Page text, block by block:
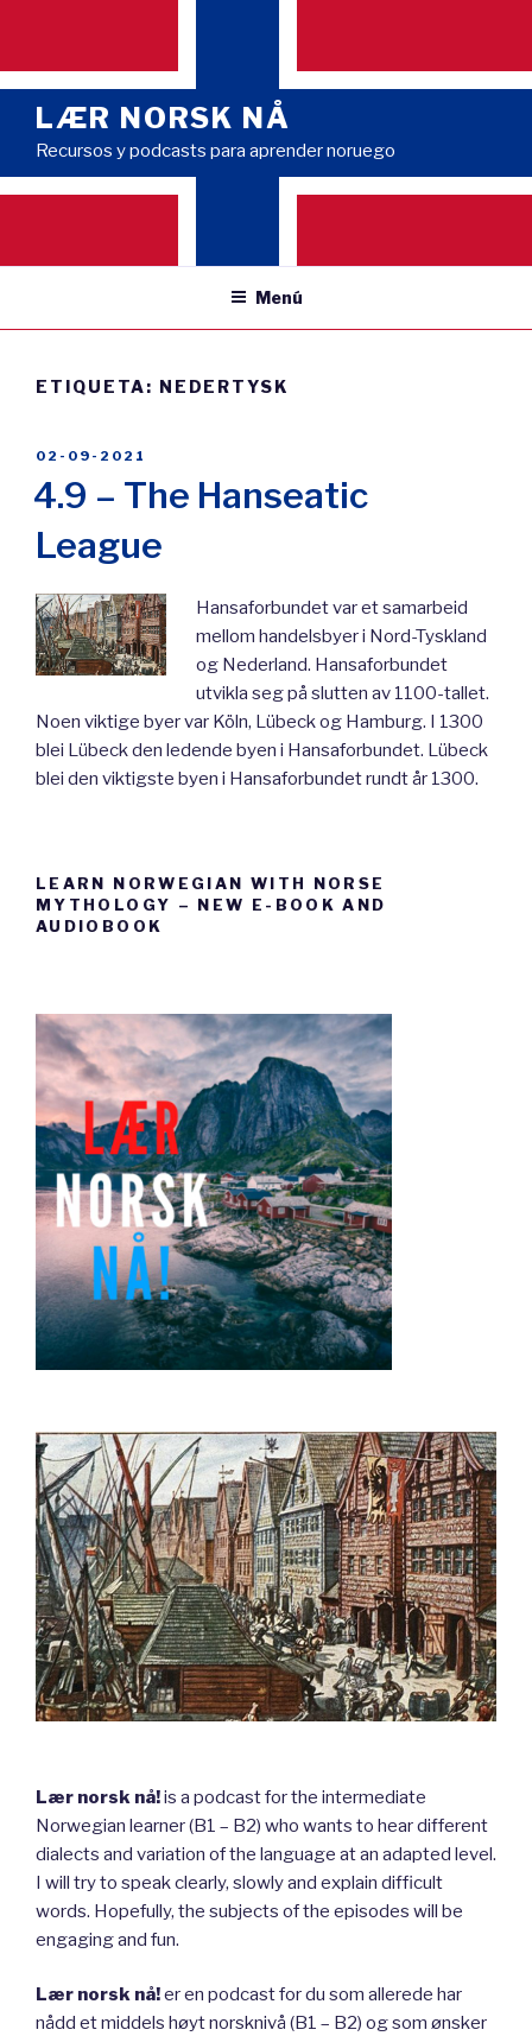
contenido
LÆR NORSK NÅ
Recursos y podcasts para aprender noruego
Menú
ETIQUETA: NEDERTYSK
PUBLICADO
02-09-2021
4.9 – The Hanseatic
League
Hansaforbundet var et samarbeid
mellom handelsbyer i Nord-Tyskland
og Nederland. Hansaforbundet
utvikla seg på slutten av 1100-tallet.
Noen viktige byer var Köln, Lübeck og Hamburg. I 1300
blei Lübeck den ledende byen i Hansaforbundet. Lübeck
blei den viktigste byen i Hansaforbundet rundt år 1300.
LEARN NORWEGIAN WITH NORSE
MYTHOLOGY – NEW E-BOOK AND
AUDIOBOOK
Lær norsk nå!is a podcast for the intermediate
Norwegian learner (B1 – B2) who wants to hear different
dialects and variation of the language at an adapted level.
I will try to speak clearly, slowly and explain difficult
words. Hopefully, the subjects of the episodes will be
engaging and fun.
Lær norsk nå!er en podcast for du som allerede har
nådd et middels høyt norsknivå (B1 – B2) og som ønsker